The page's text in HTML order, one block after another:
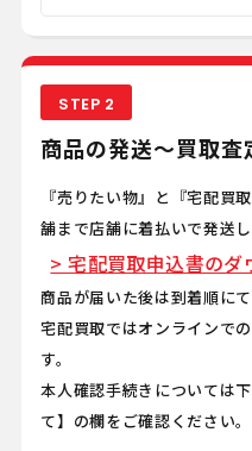
STEP 2
商品の発送～買取査
『売りたい物』と『宅配買
舗まで店舗に着払いで発送し
> 宅配買取申込書のダ
商品が届いた後は到着順に
宅配買取ではオンラインで
す。
本人確認手続きについては
て】の欄をご確認ください。